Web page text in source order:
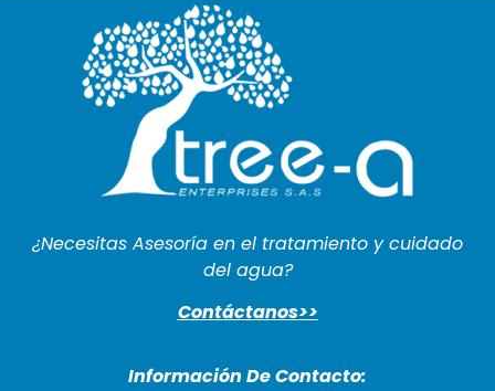
¿Necesitas Asesoría en el tratamiento y cuidado
del agua?
Contáctanos>>
Información De Contacto: